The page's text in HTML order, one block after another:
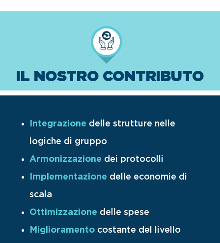
IL NOSTRO CONTRIBUTO
Integrazione delle strutture nelle
logiche di gruppo
Armonizzazione dei protocolli
Implementazione delle economie di
scala
Ottimizzazione delle spese
Miglioramento costante del livello